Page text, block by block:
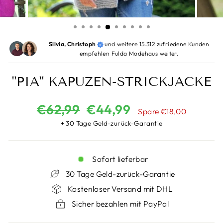
Silvia, Christoph
und weitere 15.312 zufriedene Kunden
empfehlen Fulda Modehaus weiter.
"PIA" KAPUZEN-STRICKJACKE
Normaler
Preis
€62,99 Sonderpreis
€44,99 Spare €18,00
+ 30 Tage Geld-zurück-Garantie
Sofort lieferbar
30 Tage Geld-zurück-Garantie
Kostenloser Versand mit DHL
Sicher bezahlen mit PayPal